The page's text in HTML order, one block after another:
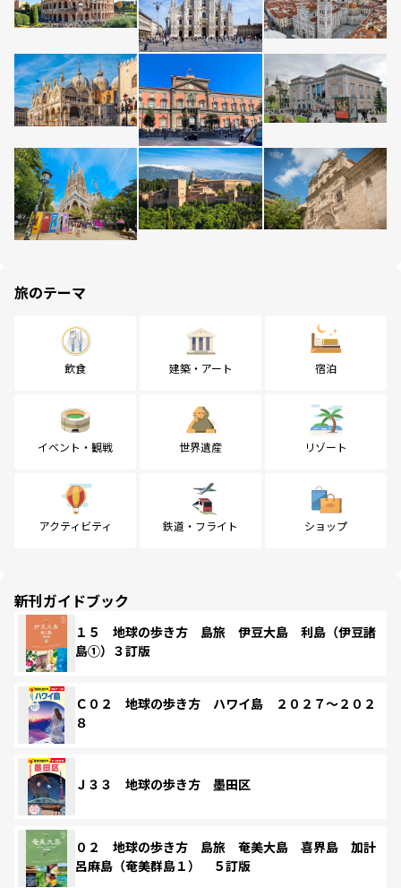
旅のテーマ
飲食 建築・アート 宿泊
イベント・観戦 世界遺産 リゾート
アクティビティ 鉄道・フライト ショップ
新刊ガイドブック
１５ 地球の歩き方 島旅 伊豆大島 利島（伊豆諸
島①）３訂版
Ｃ０２ 地球の歩き方 ハワイ島 ２０２７～２０２
８
Ｊ３３ 地球の歩き方 墨田区
０２ 地球の歩き方 島旅 奄美大島 喜界島 加計
呂麻島（奄美群島１） ５訂版